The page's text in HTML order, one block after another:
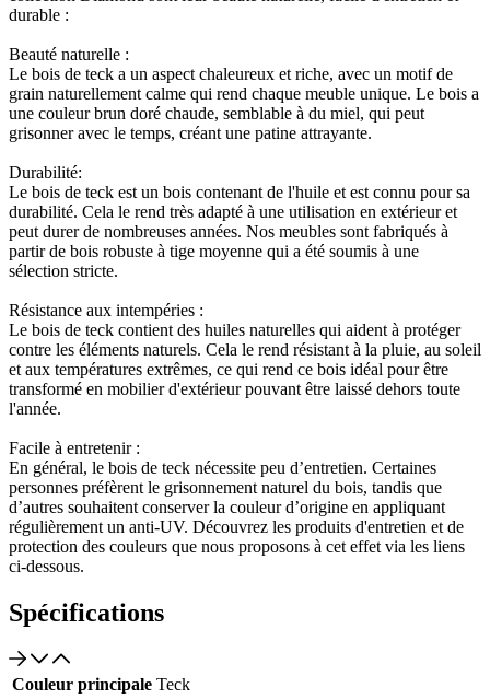
durable :
Beauté naturelle :
Le bois de teck a un aspect chaleureux et riche, avec un motif de
grain naturellement calme qui rend chaque meuble unique. Le bois a
une couleur brun doré chaude, semblable à du miel, qui peut
grisonner avec le temps, créant une patine attrayante.
Durabilité:
Le bois de teck est un bois contenant de l'huile et est connu pour sa
durabilité. Cela le rend très adapté à une utilisation en extérieur et
peut durer de nombreuses années. Nos meubles sont fabriqués à
partir de bois robuste à tige moyenne qui a été soumis à une
sélection stricte.
Résistance aux intempéries :
Le bois de teck contient des huiles naturelles qui aident à protéger
contre les éléments naturels. Cela le rend résistant à la pluie, au soleil
et aux températures extrêmes, ce qui rend ce bois idéal pour être
transformé en mobilier d'extérieur pouvant être laissé dehors toute
l'année.
Facile à entretenir :
En général, le bois de teck nécessite peu d’entretien. Certaines
personnes préfèrent le grisonnement naturel du bois, tandis que
d’autres souhaitent conserver la couleur d’origine en appliquant
régulièrement un anti-UV. Découvrez les produits d'entretien et de
protection des couleurs que nous proposons à cet effet via les liens
ci-dessous.
Spécifications
Couleur principale Teck